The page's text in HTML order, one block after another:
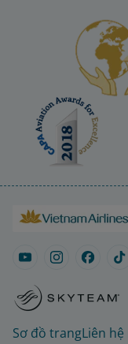
Sơ đồ trangLiên hệ